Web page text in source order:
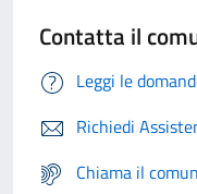
Contatta il
Leggi le
Richiedi
Chiama il